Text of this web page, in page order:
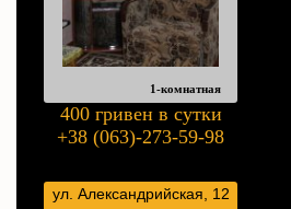
1-комнатная
400 гривен в сутки
+38 (063)-273-59-98
ул. Александрийская, 12